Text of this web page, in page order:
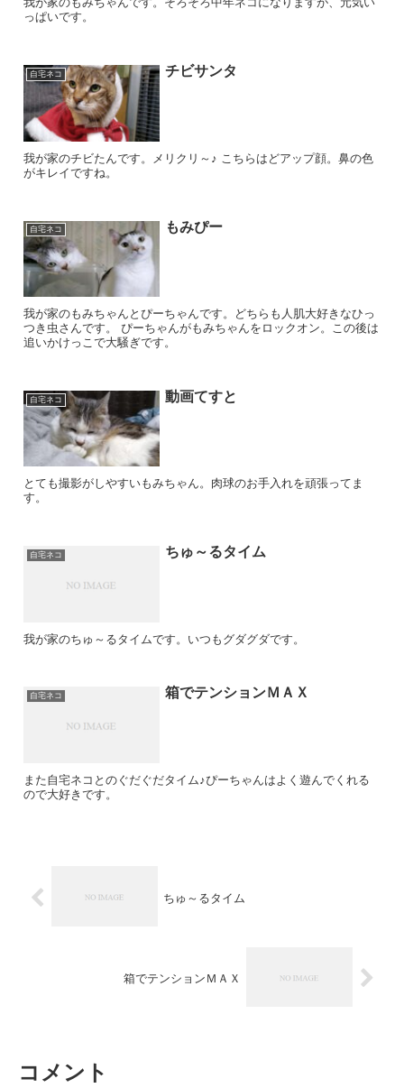
っぱいです。
自宅ネコ チビサンタ
我が家のチビたんです。メリクリ～♪ こちらはどアップ顔。鼻の色
がキレイですね。
自宅ネコ もみぴー
我が家のもみちゃんとぴーちゃんです。どちらも人肌大好きなひっ
つき虫さんです。 ぴーちゃんがもみちゃんをロックオン。この後は
追いかけっこで大騒ぎです。
自宅ネコ 動画てすと
とても撮影がしやすいもみちゃん。肉球のお手入れを頑張ってま
す。
自宅ネコ ちゅ～るタイム
我が家のちゅ～るタイムです。いつもグダグダです。
自宅ネコ 箱でテンションＭＡＸ
また自宅ネコとのぐだぐだタイム♪ぴーちゃんはよく遊んでくれる
ので大好きです。
ちゅ～るタイム
箱でテンションＭＡＸ
コメント